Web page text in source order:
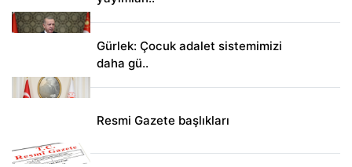
Gürlek: Çocuk adalet sistemimizi
daha gü..
Resmi Gazete başlıkları